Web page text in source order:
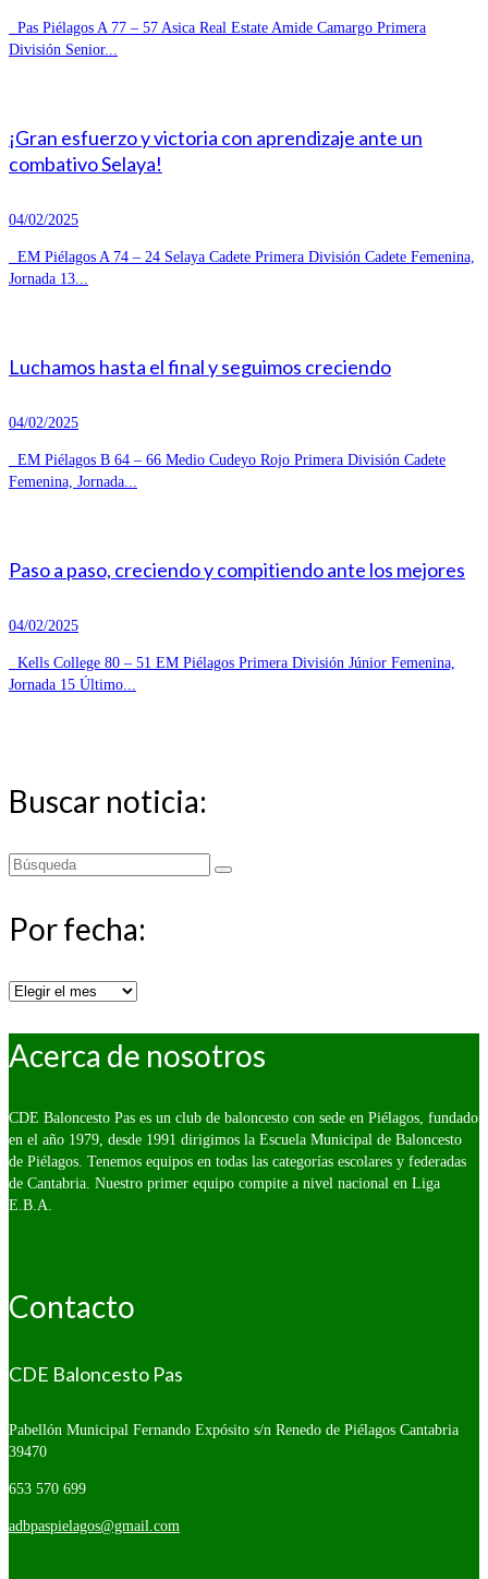
Pas Piélagos A 77 – 57 Asica Real Estate Amide Camargo Primera
División Senior...
¡Gran esfuerzo y victoria con aprendizaje ante un
combativo Selaya!
04/02/2025
EM Piélagos A 74 – 24 Selaya Cadete Primera División Cadete Femenina,
Jornada 13...
Luchamos hasta el final y seguimos creciendo
04/02/2025
EM Piélagos B 64 – 66 Medio Cudeyo Rojo Primera División Cadete
Femenina, Jornada...
Paso a paso, creciendo y compitiendo ante los mejores
04/02/2025
Kells College 80 – 51 EM Piélagos Primera División Júnior Femenina,
Jornada 15 Último...
Buscar noticia:
Buscar
Por fecha:
Por
Acerca de nosotros
CDE Baloncesto Pas es un club de baloncesto con sede en Piélagos, fundado
en el año 1979, desde 1991 dirigimos la Escuela Municipal de Baloncesto
de Piélagos. Tenemos equipos en todas las categorías escolares y federadas
de Cantabria. Nuestro primer equipo compite a nivel nacional en Liga
E.B.A.
Contacto
CDE Baloncesto Pas
Pabellón Municipal Fernando Expósito s/n Renedo de Piélagos Cantabria
39470
653 570 699
adbpaspielagos@gmail.com